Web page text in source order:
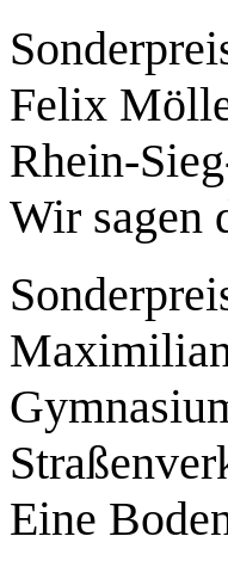
Felix
Rhein-
Wir sagen
Eine